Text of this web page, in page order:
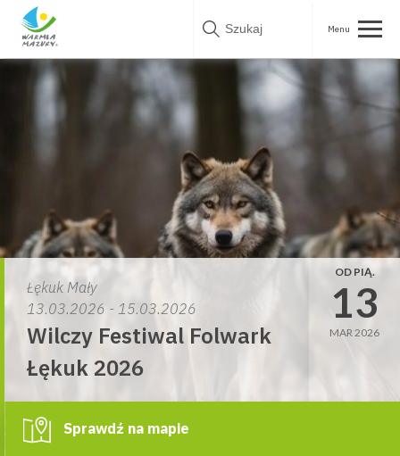
Skip
Łękuk Mały
13.03.2026 - 15.03.2026
Wilczy Festiwal Folwark
Łękuk 2026
OD PIĄ.
13
MAR 2026
Sprawdź na mapie